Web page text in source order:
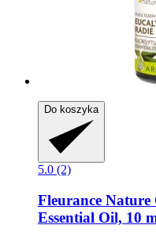
Do koszyka
5.0 (2)
Fleurance Nature
Essential Oil, 10